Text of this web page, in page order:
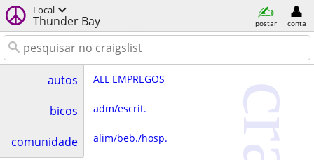
Local
Thunder Bay postar conta
autos
bicos
comunidade
ALL EMPREGOS
adm/escrit.
alim/beb./hosp.